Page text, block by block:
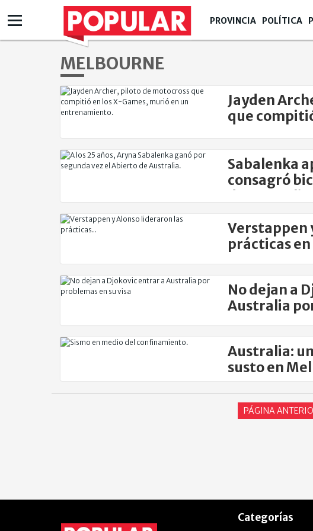
PROVINCIA POLÍTICA
MELBOURNE
Jayden
que
en un
Sabalenka
consagró
de Australia
Verstappen
prácticas
No dejan a
Australia
Australia:
susto en
PÁGINA
Categorías